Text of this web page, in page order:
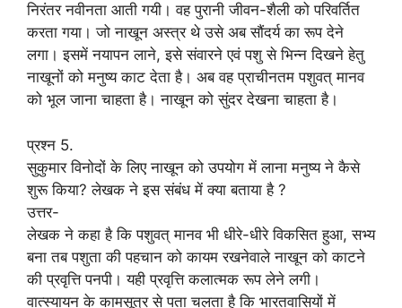
निरंतर नवीनता आती गयी। वह पुरानी जीवन-शैली को परिवर्तित
करता गया। जो नाखून अस्त्र थे उसे अब सौंदर्य का रूप देने
लगा। इसमें नयापन लाने, इसे संवारने एवं पशु से भिन्न दिखने हेतु
नाखूनों को मनुष्य काट देता है। अब वह प्राचीनतम पशुवत् मानव
को भूल जाना चाहता है। नाखून को सुंदर देखना चाहता है।
प्रश्न 5.
सुकुमार विनोदों के लिए नाखून को उपयोग में लाना मनुष्य ने कैसे
शुरू किया? लेखक ने इस संबंध में क्या बताया है ?
उत्तर-
लेखक ने कहा है कि पशुवत् मानव भी धीरे-धीरे विकसित हुआ, सभ्य
बना तब पशुता की पहचान को कायम रखनेवाले नाखून को काटने
की प्रवृत्ति पनपी। यही प्रवृत्ति कलात्मक रूप लेने लगी।
वात्स्यायन के कामसूत्र से पता चलता है कि भारतवासियों में